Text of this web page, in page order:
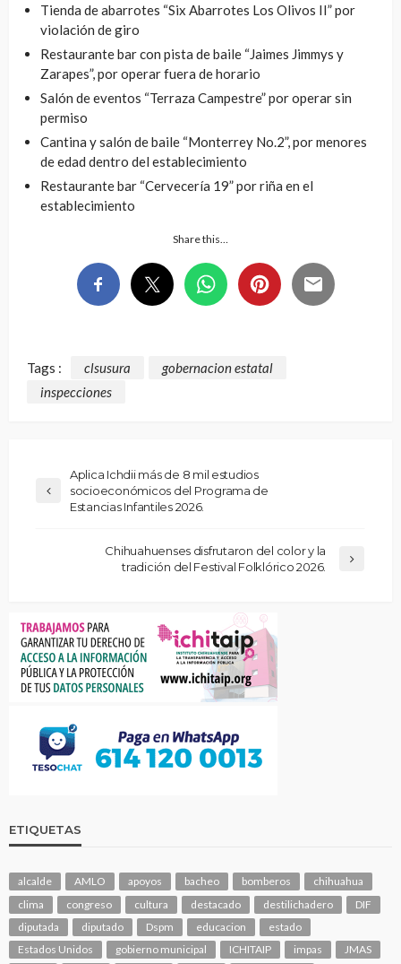
Tienda de abarrotes “Six Abarrotes Los Olivos II” por
violación de giro
Restaurante bar con pista de baile “Jaimes Jimmys y
Zarapes”, por operar fuera de horario
Salón de eventos “Terraza Campestre” por operar sin
permiso
Cantina y salón de baile “Monterrey No.2”, por menores
de edad dentro del establecimiento
Restaurante bar “Cervecería 19” por riña en el
establecimiento
Share this…
Tags : clsusura
gobernacion estatal
inspecciones
Aplica Ichdii más de 8 mil estudios
socioeconómicos del Programa de
Estancias Infantiles 2026.
Chihuahuenses disfrutaron del color y la
tradición del Festival Folklórico 2026.
ETIQUETAS
alcalde AMLO apoyos bacheo bomberos
chihuahua
clima
congreso cultura destacado destilichadero
DIF
diputada
diputado Dspm educacion
estado
Estados Unidos
gobierno municipal ICHITAIP impas
JMAS